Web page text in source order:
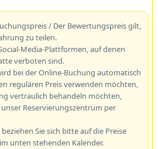
/ Der Bewertungspreis gilt,
zu teilen.
Media-Plattformen, auf denen
verboten sind.
bei der Online-Buchung automatisch
regulären Preis verwenden möchten,
vertraulich behandeln möchten,
Reservierungszentrum per
Sie sich bitte auf die Preise
unten stehenden Kalender.